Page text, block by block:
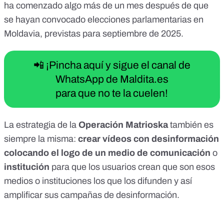
ha comenzado algo más de un mes después de que
se hayan convocado elecciones parlamentarias en
Moldavia, previstas para septiembre de 2025.
📲 ¡Pincha aquí y sigue el canal de
WhatsApp de Maldita.es
para que no te la cuelen!
La estrategia de la Operación Matrioskatambién es
siempre la misma: crear vídeos con desinformación
colocando el logo de un medio de comunicación o
institución para que los usuarios crean que son esos
medios o instituciones los que los difunden y así
amplificar sus campañas de desinformación.